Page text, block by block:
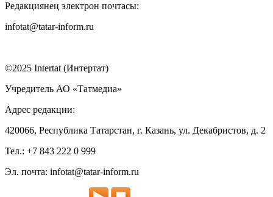
Редакциянең электрон почтасы:
infotat@tatar-inform.ru
©2025 Intertat (Интертат)
Учредитель АО «Татмедиа»
Адрес редакции:
420066, Республика Татарстан, г. Казань, ул. Декабристов, д. 2
Тел.: +7 843 222 0 999
Эл. почта: infotat@tatar-inform.ru